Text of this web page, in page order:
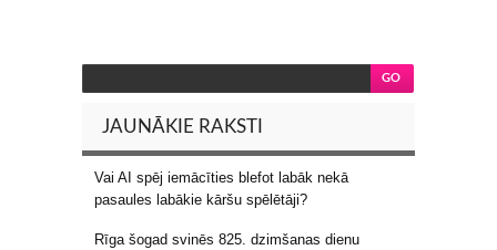
JAUNĀKIE RAKSTI
Vai AI spēj iemācīties blefot labāk nekā
pasaules labākie kāršu spēlētāji?
Rīga šogad svinēs 825. dzimšanas dienu